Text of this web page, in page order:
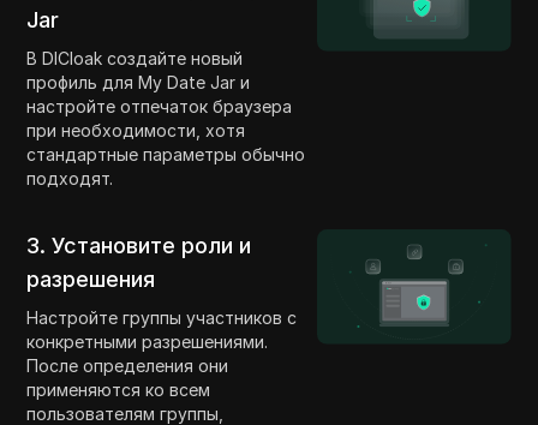
Jar
В DICloak создайте новый
профиль для My Date Jar и
настройте отпечаток браузера
при необходимости, хотя
стандартные параметры обычно
подходят.
3. Установите роли и
разрешения
Настройте группы участников с
конкретными разрешениями.
После определения они
применяются ко всем
пользователям группы,